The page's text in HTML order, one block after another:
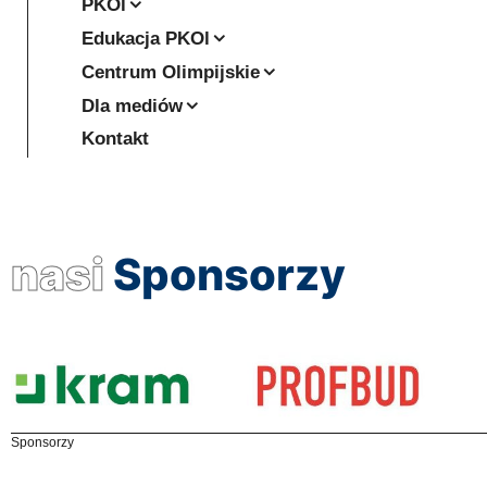
PKOl
Edukacja PKOl
Centrum Olimpijskie
Dla mediów
Kontakt
nasi Sponsorzy
Sponsorzy